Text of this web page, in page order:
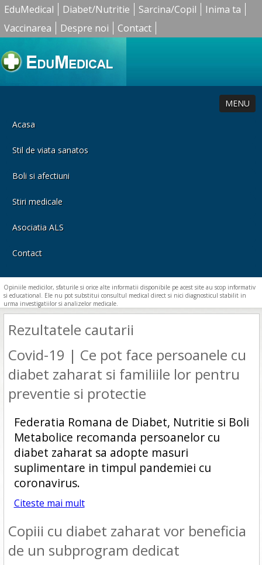
EduMedical Diabet/Nutritie Sarcina/Copil
Inima ta
Vaccinarea
Despre noi Contact
MENU
Acasa
Stil de viata sanatos
Boli si afectiuni
Stiri medicale
Asociatia ALS
Contact
Opiniile medicilor, sfaturile si orice alte informatii disponibile pe acest site au scop informativ
si educational. Ele nu pot substitui consultul medical direct si nici diagnosticul stabilit in
urma investigatiilor si analizelor medicale.
Rezultatele cautarii
Covid-19 | Ce pot face persoanele cu
diabet zaharat si familiile lor pentru
preventie si protectie
Federatia Romana de Diabet, Nutritie si Boli
Metabolice recomanda persoanelor cu
diabet zaharat sa adopte masuri
suplimentare in timpul pandemiei cu
coronavirus.
Citeste mai mult
Copiii cu diabet zaharat vor beneficia
de un subprogram dedicat